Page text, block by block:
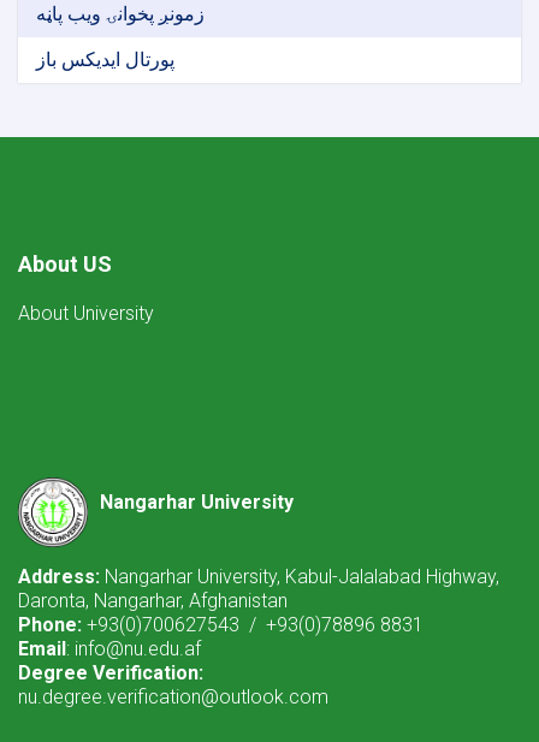
زمونږ پخوانۍ ویب پاڼه
پورتال ایدیکس باز
About US
About University
Nangarhar University
Address: Nangarhar University, Kabul-Jalalabad Highway,
Daronta, Nangarhar, Afghanistan
Phone: +93(0)700627543 / +93(0)78896 8831
Email: info@nu.edu.af
Degree Verification:
nu.degree.verification@outlook.com